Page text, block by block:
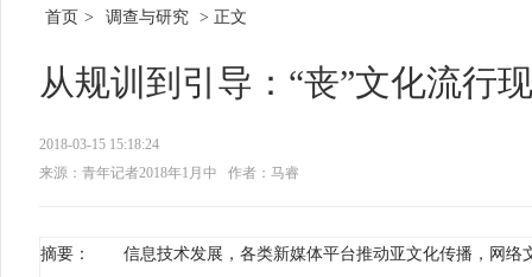
首页 > 调查与研究 > 正文
从规训到引导：“丧”文化流行
2018-03-15 15:18:24
来源：青年记者2018年1月中
作者：马睿
摘要： 信息技术发展，各类新媒体平台推动亚文化传播，网络